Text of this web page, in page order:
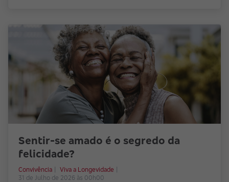
Sentir-se amado é o segredo da
felicidade?
Convivência
Viva a Longevidade
31 de Julho de 2026 às 00h00